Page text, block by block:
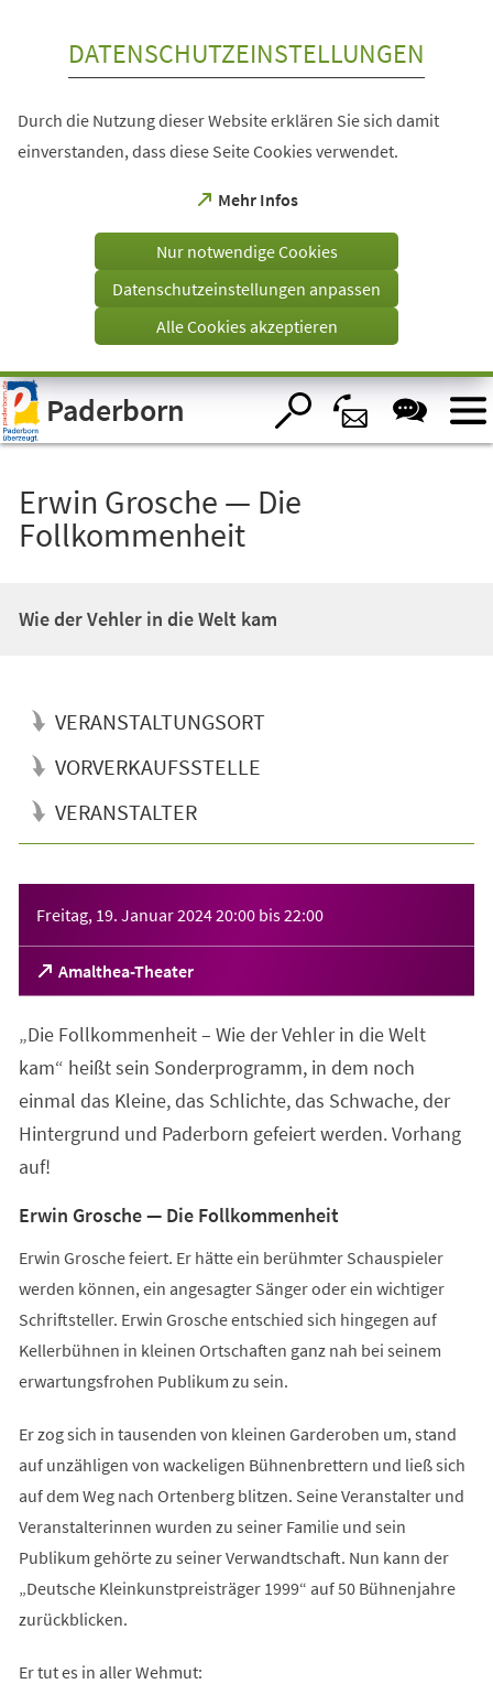
Visuelle
Assistenzsoftware
öffnen.
DATENSCHUTZEINSTELLUNGEN
Durch die Nutzung dieser Website erklären Sie sich damit
einverstanden, dass diese Seite Cookies verwendet.
Mehr Infos
(Öffnet
einem
Tab)
Nur notwendige Cookies
Datenschutzeinstellungen anpassen
Alle Cookies akzeptieren
Paderborn
Erwin Grosche — Die
Follkommenheit
Wie der Vehler in die Welt kam
VERANSTALTUNGSORT
VORVERKAUFSSTELLE
VERANSTALTER
Freitag, 19. Januar 202420:00 bis22:00
Amalthea-Theater
(Öffnet
in
neuen
Tab)
„Die Follkommenheit – Wie der Vehler in die Welt
kam“ heißt sein Sonderprogramm, in dem noch
einmal das Kleine, das Schlichte, das Schwache, der
Hintergrund und Paderborn gefeiert werden. Vorhang
auf!
Erwin Grosche — Die Follkommenheit
Erwin Grosche feiert. Er hätte ein berühmter Schauspieler
werden können, ein angesagter Sänger oder ein wichtiger
Schriftsteller. Erwin Grosche entschied sich hingegen auf
Kellerbühnen in kleinen Ortschaften ganz nah bei seinem
erwartungsfrohen Publikum zu sein.
Er zog sich in tausenden von kleinen Garderoben um, stand
auf unzähligen von wackeligen Bühnenbrettern und ließ sich
auf dem Weg nach Ortenberg blitzen. Seine Veranstalter und
Veranstalterinnen wurden zu seiner Familie und sein
Publikum gehörte zu seiner Verwandtschaft. Nun kann der
„Deutsche Kleinkunstpreisträger 1999“ auf 50 Bühnenjahre
zurückblicken.
Er tut es in aller Wehmut: